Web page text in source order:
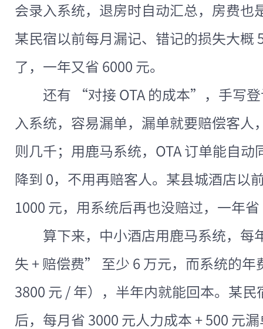
会录入系统，退房时自动汇总，房费也
某民宿以前每月漏记、错记的损失大概
了，一年又省 6000 元。
还有 “对接 OTA 的成本”，手写登
入系统，容易漏单，漏单就要赔偿客人
则几千；用鹿马系统，OTA 订单能自动
降到 0，不用再赔客人。某县城酒店以
1000 元，用系统后再也没赔过，一年省
算下来，中小酒店用鹿马系统，每
失 + 赔偿费” 至少 6 万元，而系统的年
3800 元 / 年），半年内就能回本。某
后，每月省 3000 元人力成本 + 500 元